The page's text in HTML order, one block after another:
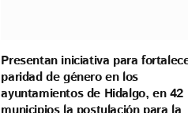
Presentan iniciativa para
paridad de género en los
ayuntamientos de Hidalgo, en 42